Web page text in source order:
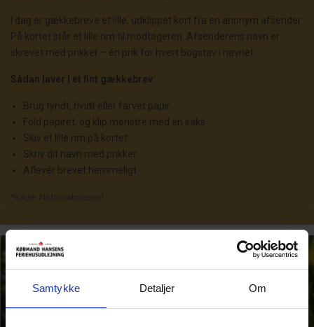
Samtykke Detaljer Om
I dag er gækkebreve et lille, udklippet kort fra en anonym afsender.
På kortet står et lille rim til modtageren. Afsenderens navn er
skrevet med prikker – én prik for hvert bogstav i navnet.
Sådan laver I et fint gækkebrev:
Brug tyndt, hvidt eller farvet papir
Fold papiret, og klip mønstre med en saks
Skiv et lille rim på kortet
Skriv dit navn med prikker
Aflevér brevet hemmeligt
*Kilde: Nationalmuseet